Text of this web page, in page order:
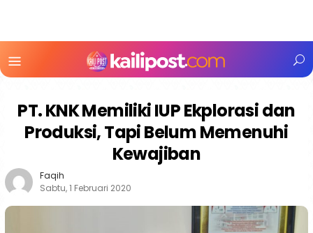
Mobile
PT. KNK Memiliki IUP Ekplorasi dan
Produksi, Tapi Belum Memenuhi
Kewajiban
Faqih
Sabtu, 1 Februari 2020